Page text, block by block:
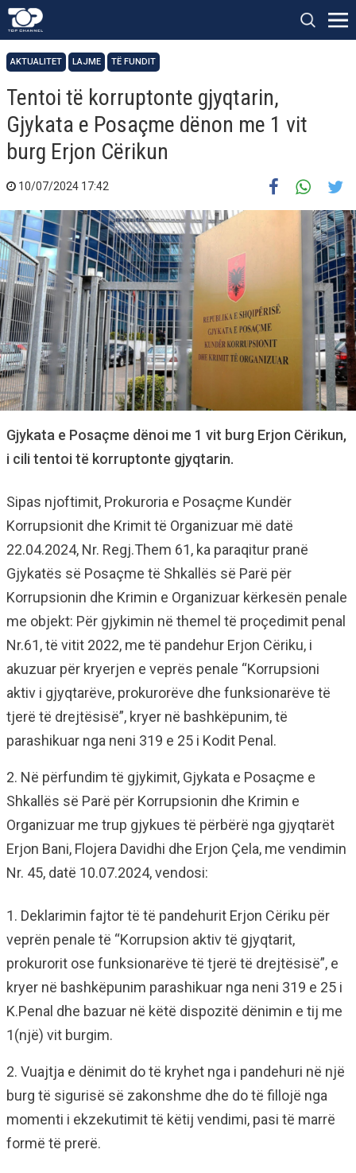
AKTUALITET LAJME TË FUNDIT
Tentoi të korruptonte gjyqtarin,
Gjykata e Posaçme dënon me 1 vit
burg Erjon Cërikun
10/07/2024 17:42
Gjykata e Posaçme dënoi me 1 vit burg Erjon Cërikun,
i cili tentoi të korruptonte gjyqtarin.
Sipas njoftimit, Prokuroria e Posaçme Kundër
Korrupsionit dhe Krimit të Organizuar më datë
22.04.2024, Nr. Regj.Them 61, ka paraqitur pranë
Gjykatës së Posaçme të Shkallës së Parë për
Korrupsionin dhe Krimin e Organizuar kërkesën penale
me objekt: Për gjykimin në themel të proçedimit penal
Nr.61, të vitit 2022, me të pandehur Erjon Cëriku, i
akuzuar për kryerjen e veprës penale “Korrupsioni
aktiv i gjyqtarëve, prokurorëve dhe funksionarëve të
tjerë të drejtësisë”, kryer në bashkëpunim, të
parashikuar nga neni 319 e 25 i Kodit Penal.
2. Në përfundim të gjykimit, Gjykata e Posaçme e
Shkallës së Parë për Korrupsionin dhe Krimin e
Organizuar me trup gjykues të përbërë nga gjyqtarët
Erjon Bani, Flojera Davidhi dhe Erjon Çela, me vendimin
Nr. 45, datë 10.07.2024, vendosi:
1. Deklarimin fajtor të të pandehurit Erjon Cëriku për
veprën penale të “Korrupsion aktiv të gjyqtarit,
prokurorit ose funksionarëve të tjerë të drejtësisë”, e
kryer në bashkëpunim parashikuar nga neni 319 e 25 i
K.Penal dhe bazuar në këtë dispozitë dënimin e tij me
1(një) vit burgim.
2. Vuajtja e dënimit do të kryhet nga i pandehuri në një
burg të sigurisë së zakonshme dhe do të fillojë nga
momenti i ekzekutimit të këtij vendimi, pasi të marrë
formë të prerë.